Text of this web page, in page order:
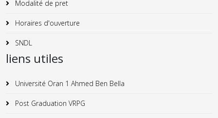
Modalité de pret
Horaires d'ouverture
SNDL
liens utiles
Université Oran 1 Ahmed Ben Bella
Post Graduation VRPG